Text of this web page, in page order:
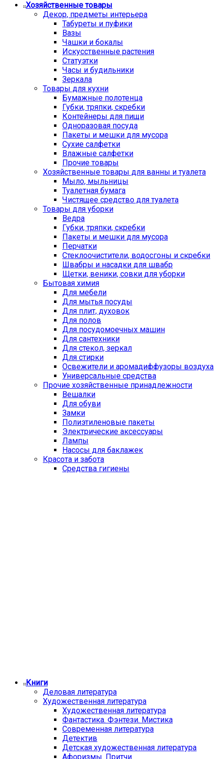
Хозяйственные товары
Декор, предметы интерьера
Табуреты и пуфики
Вазы
Чашки и бокалы
Искусственные растения
Статуэтки
Часы и будильники
Зеркала
Товары для кухни
Бумажные полотенца
Губки, тряпки, скребки
Контейнеры для пищи
Одноразовая посуда
Пакеты и мешки для мусора
Сухие салфетки
Влажные салфетки
Прочие товары
Хозяйственные товары для ванны и туалета
Мыло, мыльницы
Туалетная бумага
Чистящее средство для туалета
Товары для уборки
Ведра
Губки, тряпки, скребки
Пакеты и мешки для мусора
Перчатки
Стеклоочистители, водосгоны и скребки
Швабры и насадки для швабр
Щетки, веники, совки для уборки
Бытовая химия
Для мебели
Для мытья посуды
Для плит, духовок
Для полов
Для посудомоечных машин
Для сантехники
Для стекол, зеркал
Для стирки
Освежители и аромадиффузоры воздуха
Универсальные средства
Прочие хозяйственные принадлежности
Вешалки
Для обуви
Замки
Полиэтиленовые пакеты
Электрические аксессуары
Лампы
Насосы для баклажек
Красота и забота
Средства гигиены
Книги
Деловая литература
Художественная литература
Художественная литература
Фантастика. Фэнтези. Мистика
Современная литература
Детектив
Детская художественная литература
Афоризмы. Притчи